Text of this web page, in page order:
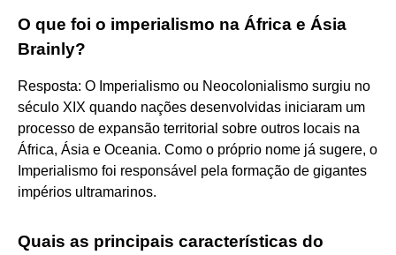
O que foi o imperialismo na África e Ásia
Brainly?
Resposta: O Imperialismo ou Neocolonialismo surgiu no
século XIX quando nações desenvolvidas iniciaram um
processo de expansão territorial sobre outros locais na
África, Ásia e Oceania. Como o próprio nome já sugere, o
Imperialismo foi responsável pela formação de gigantes
impérios ultramarinos.
Quais as principais características do